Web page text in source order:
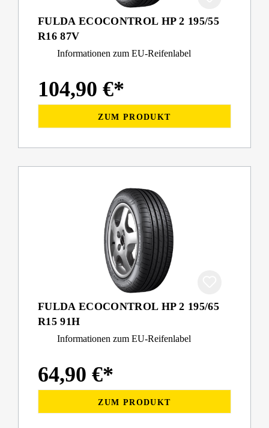
FULDA ECOCONTROL HP 2 195/55
R16 87V
Informationen zum EU-Reifenlabel
104,90 €*
ZUM PRODUKT
FULDA ECOCONTROL HP 2 195/65
R15 91H
Informationen zum EU-Reifenlabel
64,90 €*
ZUM PRODUKT